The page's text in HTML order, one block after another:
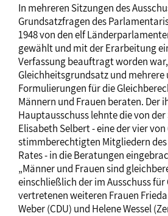
In mehreren Sitzungen des
Grundsatzfragen des
1948 von den elf
gewählt und mit der Erarbeitung
Verfassung beauftragt worden
Gleichheitsgrundsatz und
Formulierungen für die
Männern und Frauen beraten. Der
Hauptausschuss lehnte die von
Elisabeth Selbert - eine der vier von
stimmberechtigten Mitgliedern
Rates - in die Beratungen
„Männer und Frauen sind
einschließlich der im Ausschuss
vertretenen weiteren Frauen
Weber (CDU) und Helene Wessel